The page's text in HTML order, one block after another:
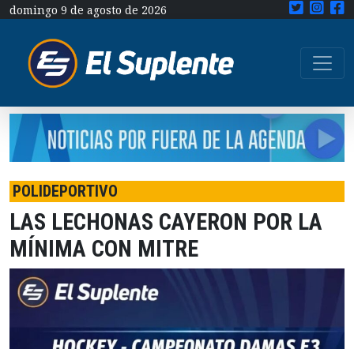
domingo 9 de agosto de 2026
POLIDEPORTIVO
LAS LECHONAS CAYERON POR LA
MÍNIMA CON MITRE